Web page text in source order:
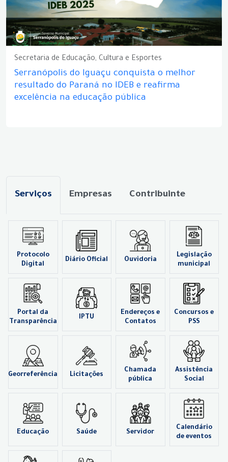
Secretaria de Educação, Cultura e Esportes
Serranópolis do Iguaçu conquista o melhor
resultado do Paraná no IDEB e reafirma
excelência na educação pública
Serviços Empresas Contribuinte
Protocolo
Digital
Diário Oficial Ouvidoria
Legislação
municipal
Portal da
Transparência
IPTU
Endereços e
Contatos
Concursos e
PSS
Georreferência Licitações
Chamada
pública
Assistência
Social
Educação Saúde Servidor
Calendário
de eventos